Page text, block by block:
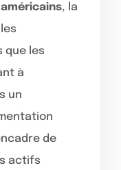
, la
que les
à
un
de
actifs